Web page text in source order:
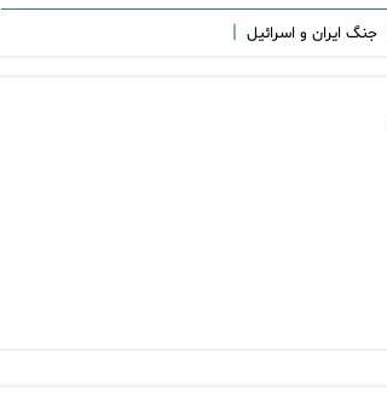
جنگ ایران و اسرائیل |